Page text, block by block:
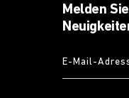
Melden
E-Mail-